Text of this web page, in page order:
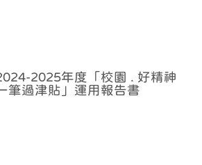
2025年度「校園 . 好精神
筆過津貼」運用報告書